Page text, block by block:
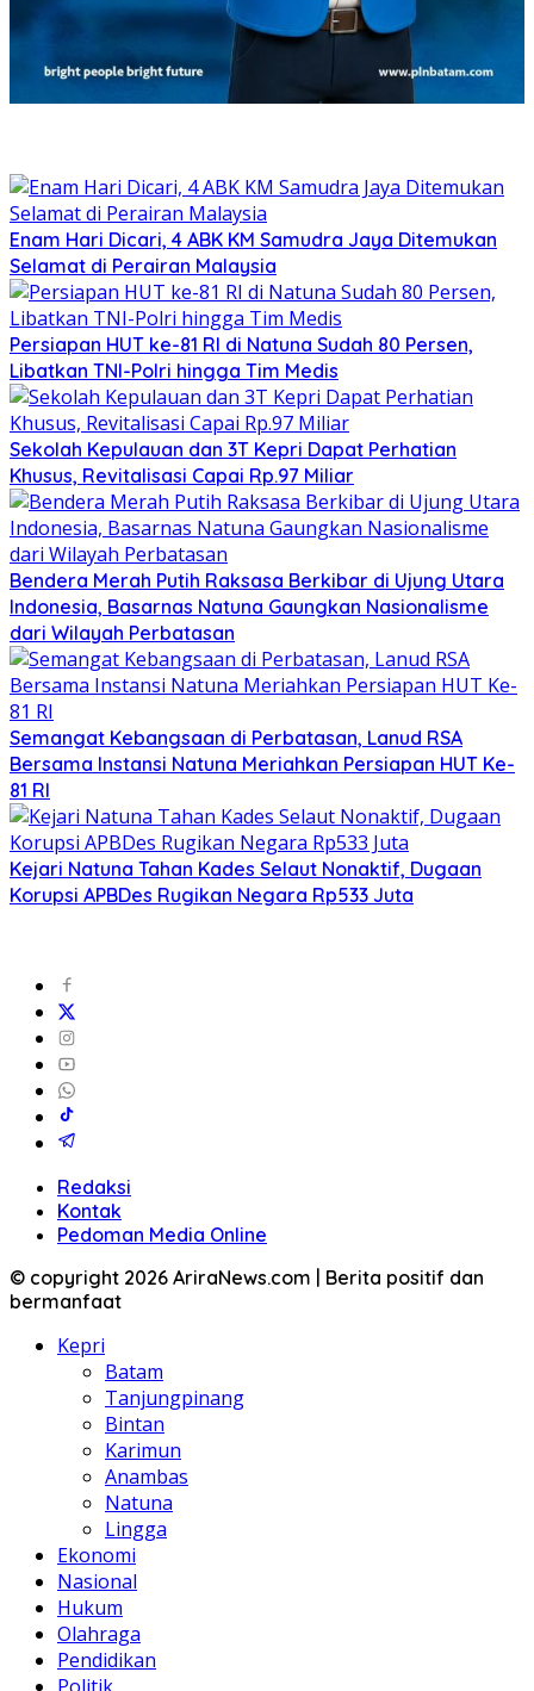
Enam Hari Dicari, 4 ABK KM Samudra Jaya Ditemukan
Selamat di Perairan Malaysia
Persiapan HUT ke-81 RI di Natuna Sudah 80 Persen,
Libatkan TNI-Polri hingga Tim Medis
Sekolah Kepulauan dan 3T Kepri Dapat Perhatian
Khusus, Revitalisasi Capai Rp.97 Miliar
Bendera Merah Putih Raksasa Berkibar di Ujung Utara
Indonesia, Basarnas Natuna Gaungkan Nasionalisme
dari Wilayah Perbatasan
Semangat Kebangsaan di Perbatasan, Lanud RSA
Bersama Instansi Natuna Meriahkan Persiapan HUT Ke-
81 RI
Kejari Natuna Tahan Kades Selaut Nonaktif, Dugaan
Korupsi APBDes Rugikan Negara Rp533 Juta
Redaksi
Kontak
Pedoman Media Online
© copyright 2026 AriraNews.com | Berita positif dan
bermanfaat
Kepri
Batam
Tanjungpinang
Bintan
Karimun
Anambas
Natuna
Lingga
Ekonomi
Nasional
Hukum
Olahraga
Pendidikan